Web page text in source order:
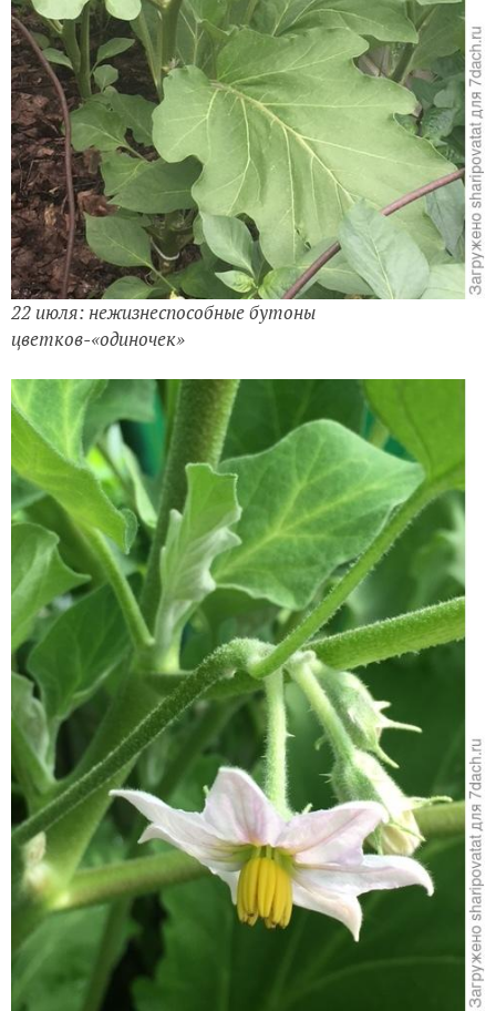
22 июля: нежизнеспособные бутоны
цветков-«одиночек»